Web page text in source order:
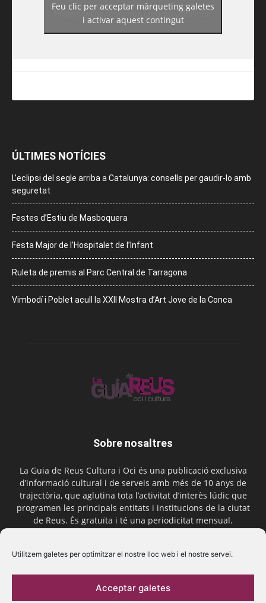
Utilitzem galetes per optimitzar el nostre lloc web i el nostre servei.
Acceptar galetes
https://www.facebook.com/guiadereus/
Feu clic per acceptar màrqueting galetes
i activar aquest contingut
ÚLTIMES NOTÍCIES
L’eclipsi del segle arriba a Catalunya: consells per gaudir-lo amb
seguretat
Festes d’Estiu de Masboquera
Festa Major de l’Hospitalet de l’Infant
Ruleta de premis al Parc Central de Tarragona
Vimbodí i Poblet acull la XXII Mostra d’Art Jove de la Conca
Sobre nosaltres
La Guia de Reus Cultura i Oci és una publicació exclusiva
d’informació cultural i de serveis amb més de 10 anys de
trajectòria, que aglutina tota l’activitat d’interès lúdic que
programen les principals entitats i institucions de la ciutat
de Reus. És gratuïta i té una periodicitat mensual.
Segueix-nos